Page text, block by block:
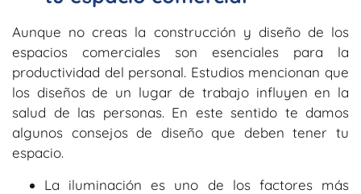
Aunque no creas la construcción y diseño de los
espacios comerciales son esenciales para la
productividad del personal. Estudios mencionan que
los diseños de un lugar de trabajo influyen en la
salud de las personas. En este sentido te damos
algunos consejos de diseño que deben tener tu
espacio.
La iluminación es uno de los factores más